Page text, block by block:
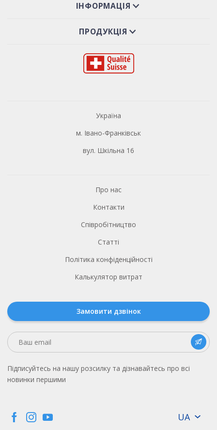
Україна
м. Івано-Франківськ
вул. Шкільна 16
Про нас
Контакти
Співробітництво
Статті
Політика конфіденційності
Калькулятор витрат
ІНФОРМАЦІЯ
ПРОДУКЦІЯ
Замовити дзвінок
Підписуйтесь на нашу розсилку та дізнавайтесь про всі
новинки першими